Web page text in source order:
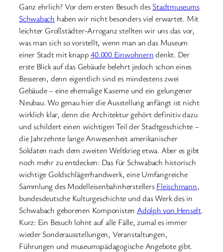
Ganz ehrlich? Vor dem ersten Besuch desStadtmuseums
Schwabach haben wir nicht besonders viel erwartet. Mit
leichter Großstädter-Arroganz stellten wir uns das vor,
was man sich so vorstellt, wenn man an das Museum
einer Stadt mit knapp40.000 Einwohnerndenkt. Der
erste Blick auf das Gebäude belehrt jedoch schon eines
Besseren, denn eigentlich sind es mindestens zwei
Gebäude – eine ehemalige Kaserne und ein gelungener
Neubau. Wo genau hier die Ausstellung anfängt ist nicht
wirklich klar, denn die Architektur gehört definitiv dazu
und schildert einen wichtigen Teil der Stadtgeschichte –
die Jahrzehnte lange Anwesenheit amerikanischer
Soldaten nach dem zweiten Weltkrieg etwa. Aber es gibt
noch mehr zu entdecken: Das für Schwabach historisch
wichtige Goldschlägerhandwerk, eine Umfangreiche
Sammlung des ModelleisenbahnherstellersFleischmann,
bundesdeutsche Kulturgeschichte und das Werk des in
Schwabach geborenen Komponisten Adolph von Henselt.
Kurz: Ein Besuch lohnt auf alle Fälle, zumal es immer
wieder Sonderausstellungen, Veranstaltungen,
Führungen und museumspädagogische Angebote gibt.